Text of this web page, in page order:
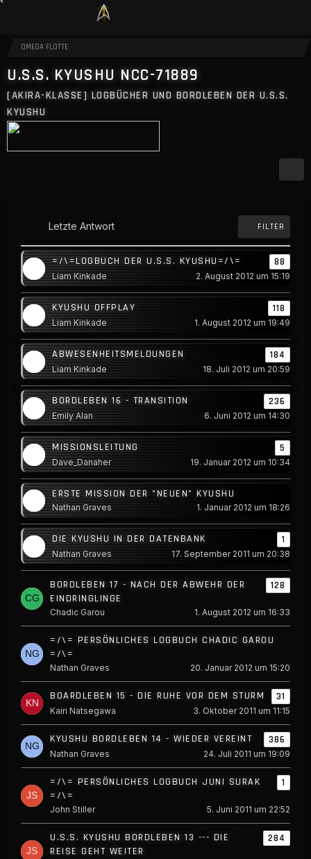
OMEGA FLOTTE
U.S.S. KYUSHU NCC-71889
[AKIRA-KLASSE] LOGBÜCHER UND BORDLEBEN DER U.S.S.
KYUSHU
Letzte Antwort FILTER
=/\=LOGBUCH DER U.S.S. KYUSHU=/\= 88
Liam Kinkade 2. August 2012 um 15:19
KYUSHU OFFPLAY 118
Liam Kinkade 1. August 2012 um 19:49
ABWESENHEITSMELDUNGEN 184
Liam Kinkade 18. Juli 2012 um 20:59
BORDLEBEN 16 - TRANSITION 236
Emily Alan 6. Juni 2012 um 14:30
MISSIONSLEITUNG 5
Dave_Danaher 19. Januar 2012 um 10:34
ERSTE MISSION DER "NEUEN" KYUSHU
Nathan Graves 1. Januar 2012 um 18:26
DIE KYUSHU IN DER DATENBANK 1
Nathan Graves 17. September 2011 um 20:38
BORDLEBEN 17 - NACH DER ABWEHR DER
EINDRINGLINGE
128
Chadic Garou 1. August 2012 um 16:33
=/\= PERSÖNLICHES LOGBUCH CHADIC GAROU
=/\=
Nathan Graves 20. Januar 2012 um 15:20
BOARDLEBEN 15 - DIE RUHE VOR DEM STURM 31
Kairi Natsegawa 3. Oktober 2011 um 11:15
KYUSHU BORDLEBEN 14 - WIEDER VEREINT 386
Nathan Graves 24. Juli 2011 um 19:09
=/\= PERSÖNLICHES LOGBUCH JUNI SURAK
=/\=
1
John Stiller 5. Juni 2011 um 22:52
U.S.S. KYUSHU BORDLEBEN 13 --- DIE
REISE GEHT WEITER
284